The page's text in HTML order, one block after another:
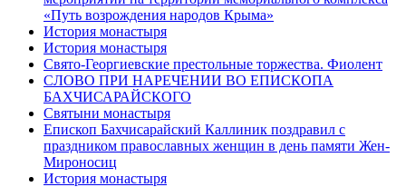
«Путь возрождения народов Крыма»
История монастыря
История монастыря
Свято-Георгиевские престольные торжества. Фиолент
СЛОВО ПРИ НАРЕЧЕНИИ ВО ЕПИСКОПА
БАХЧИСАРАЙСКОГО
Святыни монастыря
Епископ Бахчисарайский Каллиник поздравил с
праздником православных женщин в день памяти Жен-
Мироносиц
История монастыря